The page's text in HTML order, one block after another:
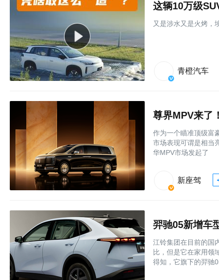
这辆10万级
又是涉水又是火烤，
青橙汽车
作为一个瞄准顶级富
市场表现可谓是相当
华MPV市场发起了
新座驾
羿驰05新增车
江铃集团在目前的国
比，但是它在家用领
得知，它旗下的羿驰